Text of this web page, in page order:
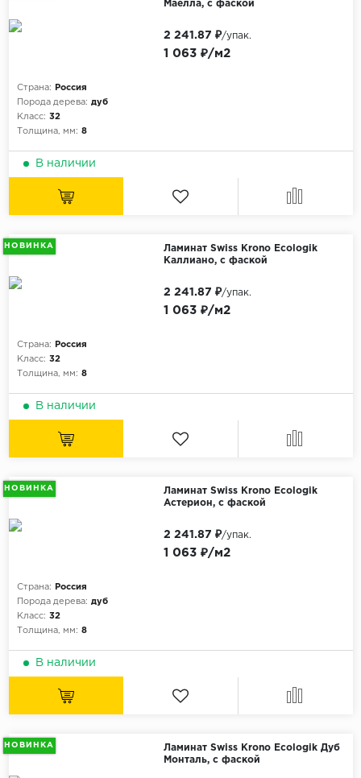
Маелла, с фаской
Страна:
Россия
Порода дерева: дуб
Класс: 32
Толщина, мм: 8
1 063 ₽/м2
2 241.87 ₽/упак.
В наличии
НОВИНКА
Ламинат Swiss Krono Ecologik
Каллиано, с фаской
Страна:
Россия
Класс: 32
Толщина, мм: 8
1 063 ₽/м2
2 241.87 ₽/упак.
В наличии
НОВИНКА
Ламинат Swiss Krono Ecologik
Астерион, с фаской
Страна:
Россия
Порода дерева: дуб
Класс: 32
Толщина, мм: 8
1 063 ₽/м2
2 241.87 ₽/упак.
В наличии
НОВИНКА
Ламинат Swiss Krono Ecologik Дуб
Монталь, с фаской